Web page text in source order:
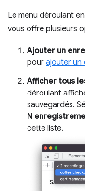
Le menu déroulant
vous offre plusieurs
Ajouter un
pour ajouter un
Afficher tous
déroulant
sauvegardés.
N
cette liste.